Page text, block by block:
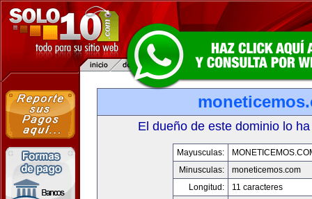
El dueño de este dominio lo
Mayusculas:
Minusculas:
moneticemos.com
Longitud:
11 caracteres